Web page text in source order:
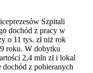
Szpitali
dochód z pracy w
o 11 tys. zł niż rok
roku. W dobytku
2,4 mln zł i lokal
z pobieranych